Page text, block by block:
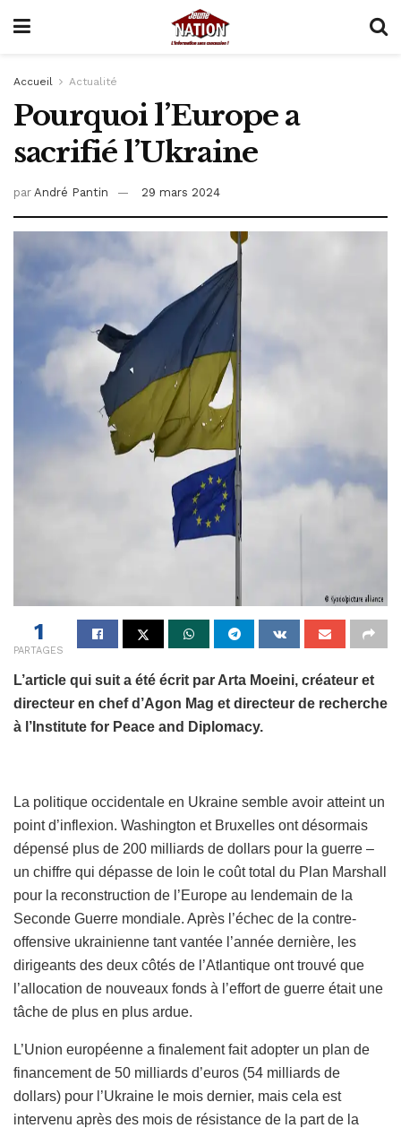
Accueil Actualité
Pourquoi l’Europe a
sacrifié l’Ukraine
par André Pantin 29 mars 2024
1
PARTAGES
L’article qui suit a été écrit par Arta Moeini, créateur et
directeur en chef d’Agon Mag et directeur de recherche
à l’Institute for Peace and Diplomacy.
La politique occidentale en Ukraine semble avoir atteint un
point d’inflexion. Washington et Bruxelles ont désormais
dépensé plus de 200 milliards de dollars pour la guerre –
un chiffre qui dépasse de loin le coût total du Plan Marshall
pour la reconstruction de l’Europe au lendemain de la
Seconde Guerre mondiale. Après l’échec de la contre-
offensive ukrainienne tant vantée l’année dernière, les
dirigeants des deux côtés de l’Atlantique ont trouvé que
l’allocation de nouveaux fonds à l’effort de guerre était une
tâche de plus en plus ardue.
L’Union européenne a finalement fait adopter un plan de
financement de 50 milliards d’euros (54 milliards de
dollars) pour l’Ukraine le mois dernier, mais cela est
intervenu après des mois de résistance de la part de la